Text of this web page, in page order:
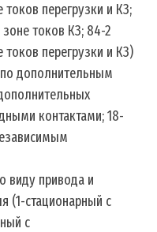
перегрузки и КЗ;
токов КЗ; 84-2
перегрузки и КЗ)
дополнительным
контактами; 18-
виду привода и
(1-стационарный с
с